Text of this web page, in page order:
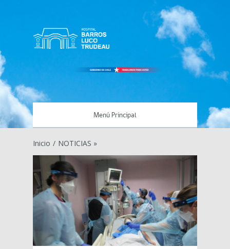
Menú Principal
Inicio / NOTICIAS »